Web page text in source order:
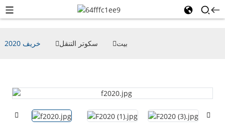
بيت سكوتر التنقل خريف 2020